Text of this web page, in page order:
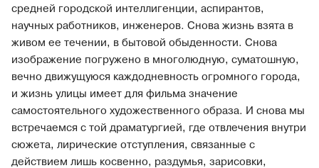
средней городской интеллигенции, аспирантов,
научных работников, инженеров. Снова жизнь взята в
живом ее течении, в бытовой обыденности. Снова
изображение погружено в многолюдную, суматошную,
вечно движущуюся каждодневность огромного города,
и жизнь улицы имеет для фильма значение
самостоятельного художественного образа. И снова мы
встречаемся с той драматургией, где отвлечения внутри
сюжета, лирические отступления, связанные с
действием лишь косвенно, раздумья, зарисовки,